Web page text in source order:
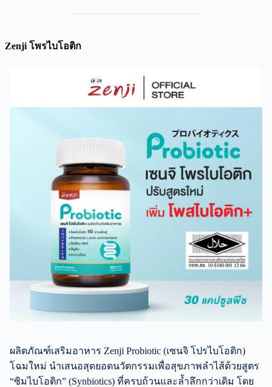
Zenji โพรไบโอติก
ผลิตภัณฑ์เสริมอาหาร Zenji Probiotic (เซนจิ โปรไบโอติก)
โฉมใหม่ นำเสนอสุดยอดนวัตกรรมเพื่อสุขภาพลำไส้ด้วยสูตร
“ซิมไบโอติก” (Synbiotics) ที่ครบถ้วนและล้ำลึกกว่าเดิม โดย